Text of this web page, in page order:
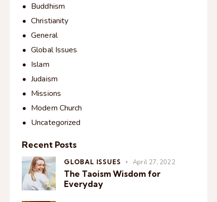
Buddhism
Christianity
General
Global Issues
Islam
Judaism
Missions
Modern Church
Uncategorized
Recent Posts
GLOBAL ISSUES April 27, 2022
The Taoism Wisdom for
Everyday